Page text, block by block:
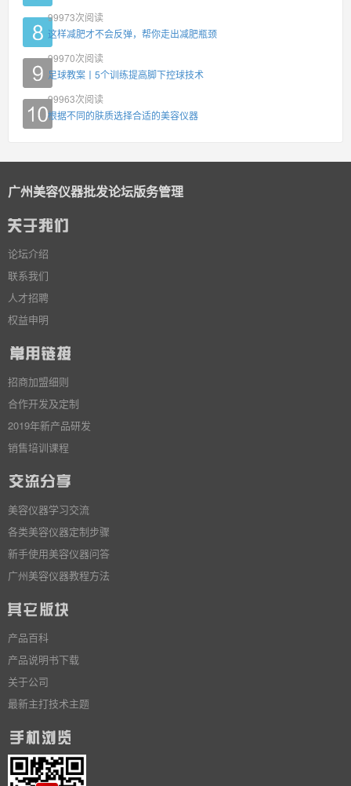
99973次阅读
这样减肥才不会反弹，帮你走出减肥瓶颈
99970次阅读
足球教案丨5个训练提高脚下控球技术
99963次阅读
根据不同的肤质选择合适的美容仪器
广州美容仪器批发论坛版务管理
论坛介绍
联系我们
人才招聘
权益申明
招商加盟细则
合作开发及定制
2019年新产品研发
销售培训课程
美容仪器学习交流
各类美容仪器定制步骤
新手使用美容仪器问答
广州美容仪器教程方法
产品百科
产品说明书下载
关于公司
最新主打技术主题